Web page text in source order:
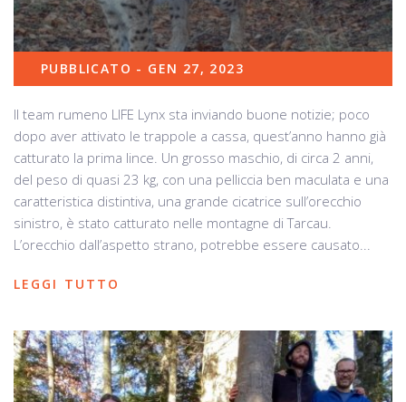
PUBBLICATO - GEN 27, 2023
Il team rumeno LIFE Lynx sta inviando buone notizie; poco
dopo aver attivato le trappole a cassa, quest’anno hanno già
catturato la prima lince. Un grosso maschio, di circa 2 anni,
del peso di quasi 23 kg, con una pelliccia ben maculata e una
caratteristica distintiva, una grande cicatrice sull’orecchio
sinistro, è stato catturato nelle montagne di Tarcau.
L’orecchio dall’aspetto strano, potrebbe essere causato...
LEGGI TUTTO